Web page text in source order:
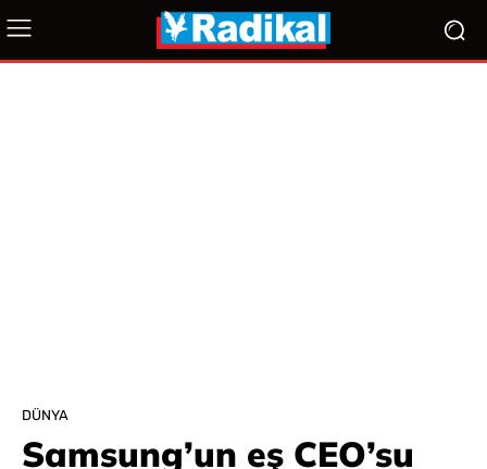
DÜNYA
Samsung’un eş CEO’su